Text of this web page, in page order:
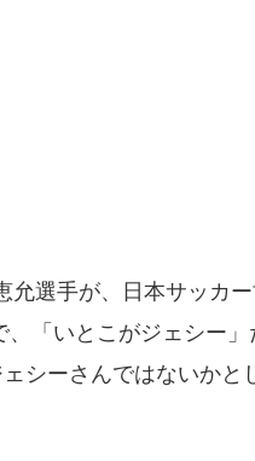
選手が、日本サッカ
、「いとこがジェシー
シーさんではないか